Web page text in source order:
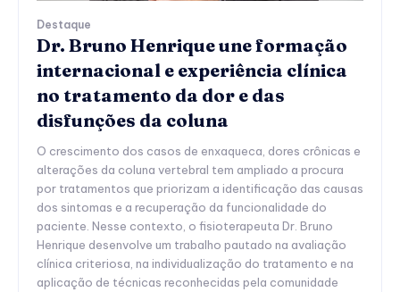
Destaque
Dr. Bruno Henrique une formação
internacional e experiência clínica
no tratamento da dor e das
disfunções da coluna
O crescimento dos casos de enxaqueca, dores crônicas e
alterações da coluna vertebral tem ampliado a procura
por tratamentos que priorizam a identificação das causas
dos sintomas e a recuperação da funcionalidade do
paciente. Nesse contexto, o fisioterapeuta Dr. Bruno
Henrique desenvolve um trabalho pautado na avaliação
clínica criteriosa, na individualização do tratamento e na
aplicação de técnicas reconhecidas pela comunidade